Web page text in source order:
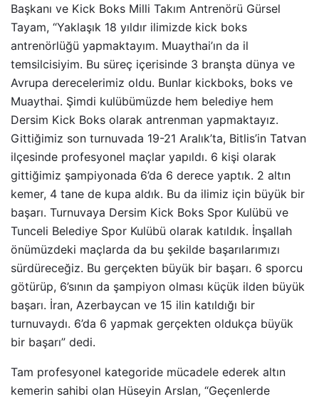
Başkanı ve Kick Boks Milli Takım Antrenörü Gürsel
Tayam, “Yaklaşık 18 yıldır ilimizde kick boks
antrenörlüğü yapmaktayım. Muaythai’ın da il
temsilcisiyim. Bu süreç içerisinde 3 branşta dünya ve
Avrupa derecelerimiz oldu. Bunlar kickboks, boks ve
Muaythai. Şimdi kulübümüzde hem belediye hem
Dersim Kick Boks olarak antrenman yapmaktayız.
Gittiğimiz son turnuvada 19-21 Aralık’ta, Bitlis’in Tatvan
ilçesinde profesyonel maçlar yapıldı. 6 kişi olarak
gittiğimiz şampiyonada 6’da 6 derece yaptık. 2 altın
kemer, 4 tane de kupa aldık. Bu da ilimiz için büyük bir
başarı. Turnuvaya Dersim Kick Boks Spor Kulübü ve
Tunceli Belediye Spor Kulübü olarak katıldık. İnşallah
önümüzdeki maçlarda da bu şekilde başarılarımızı
sürdüreceğiz. Bu gerçekten büyük bir başarı. 6 sporcu
götürüp, 6’sının da şampiyon olması küçük ilden büyük
başarı. İran, Azerbaycan ve 15 ilin katıldığı bir
turnuvaydı. 6’da 6 yapmak gerçekten oldukça büyük
bir başarı” dedi.
Tam profesyonel kategoride mücadele ederek altın
kemerin sahibi olan Hüseyin Arslan, “Geçenlerde